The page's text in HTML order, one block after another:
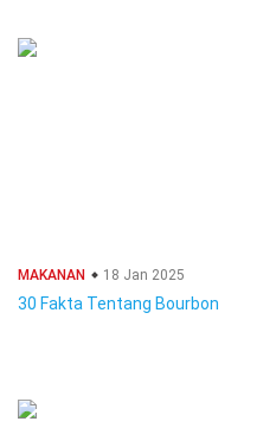
MAKANAN 18 Jan 2025
30 Fakta Tentang Bourbon